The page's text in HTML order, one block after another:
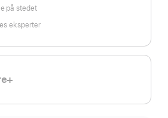
på stedet
eksperter